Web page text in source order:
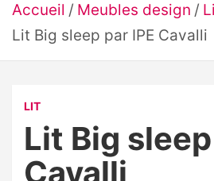
Accueil Meubles design
Lit Big sleep par IPE Cavalli
LIT
Lit Big
Cavalli